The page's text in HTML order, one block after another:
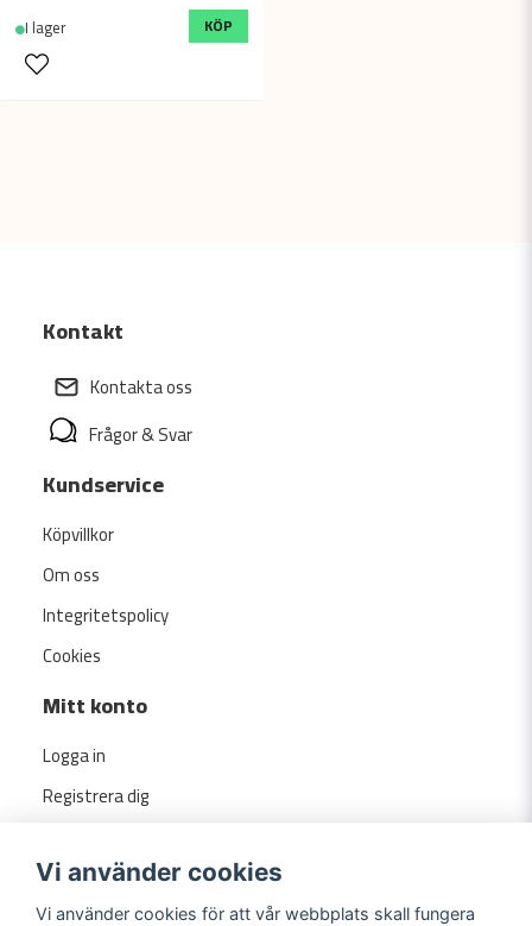
I lager KÖP
Kontakt
Kontakta oss
Frågor & Svar
Kundservice
Köpvillkor
Om oss
Integritetspolicy
Cookies
Mitt konto
Logga in
Registrera dig
Vi använder cookies
Vi använder cookies för att vår webbplats skall fungera